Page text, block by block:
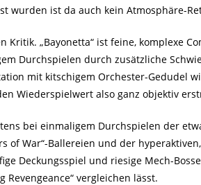
wurden ist da auch kein Atmosphäre-
„Bayonetta“ ist feine, komplexe
Durchspielen durch zusätzliche
mit kitschigem Orchester-Gedudel
Wiederspielwert also ganz objektiv
bei einmaligem Durchspielen der
of War“-Ballereien und der
Deckungsspiel und riesige Mech-
vergleichen lässt.